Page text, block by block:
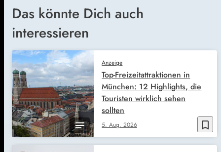
Das könnte Dich auch
interessieren
bookmark_border
Anzeige
5. Aug. 2026
Top-Freizeitattraktionen in
München: 12 Highlights, die
Touristen wirklich sehen
sollten